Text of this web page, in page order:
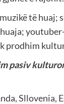
të huaj;
prodhim
pasiv kulturor
Sllovenia,